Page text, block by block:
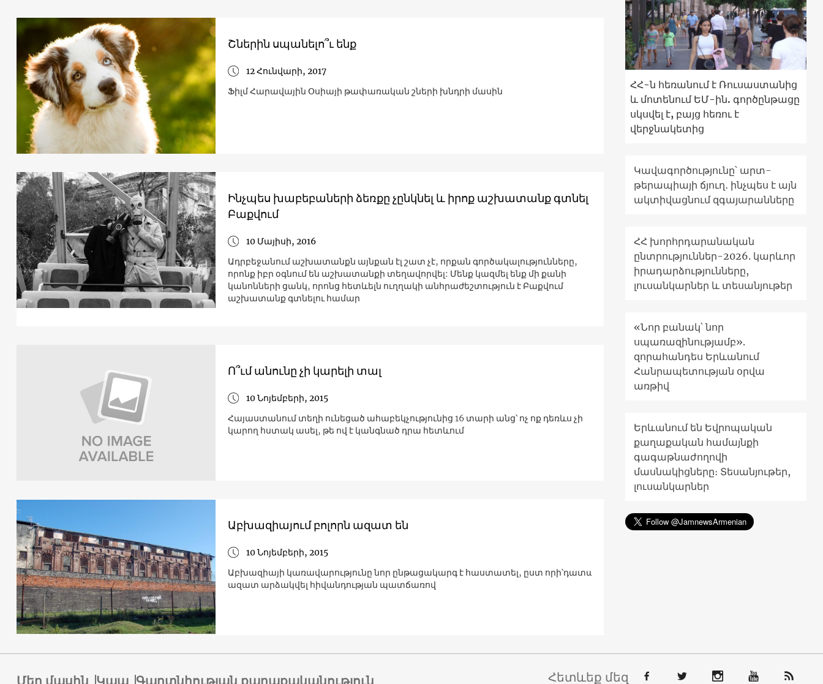
Շներին սպանելո՞ւ ենք
12 Հունվարի, 2017
Ֆիլմ Հարավային Օսիայի թափառական շների խնդրի մասին
Ինչպես խաբեբաների ձեռքը չընկնել և իրոք աշխատանք գտնել
Բաքվում
10 Մայիսի, 2016
Ադրբեջանում աշխատանքն այնքան էլ շատ չէ, որքան գործակալությունները,
որոնք իբր օգնում են աշխատանքի տեղավորվել: Մենք կազմել ենք մի քանի
կանոնների ցանկ, որոնց հետևելն ուղղակի անհրաժեշտություն է Բաքվում
աշխատանք գտնելու համար
Ո՞ւմ անունը չի կարելի տալ
10 Նոյեմբերի, 2015
Հայաստանում տեղի ունեցած ահաբեկչությունից 16 տարի անց՝ ոչ ոք դեռևս չի
կարող հստակ ասել, թե ով է կանգնած դրա հետևում
Աբխազիայում բոլորն ազատ են
10 Նոյեմբերի, 2015
Աբխազիայի կառավարությունը նոր ընթացակարգ է հաստատել, ըստ որի՝դատապարտված հանցագործը կարող է վաղաժամկետ
ազատ արձակվել հիվանդության պատճառով
ՀՀ-ն հեռանում է Ռուսաստանից
և մոտենում ԵՄ-ին. գործընթացը
սկսվել է, բայց հեռու է
վերջնակետից
Կավագործությունը՝ արտ-
թերապիայի ճյուղ․ ինչպես է այն
ակտիվացնում զգայարանները
ՀՀ խորհրդարանական
ընտրություններ-2026. կարևոր
իրադարձությունները,
լուսանկարներ և տեսանյութեր
«Նոր բանակ՝ նոր
սպառազինությամբ».
զորահանդես Երևանում
Հանրապետության օրվա
առթիվ
Երևանում են Եվրոպական
քաղաքական համայնքի
գագաթնաժողովի
մասնակիցները։ Տեսանյութեր,
լուսանկարներ
Մեր մասին Կապ Գաղտնիության քաղաքականություն Հետևեք մեզ